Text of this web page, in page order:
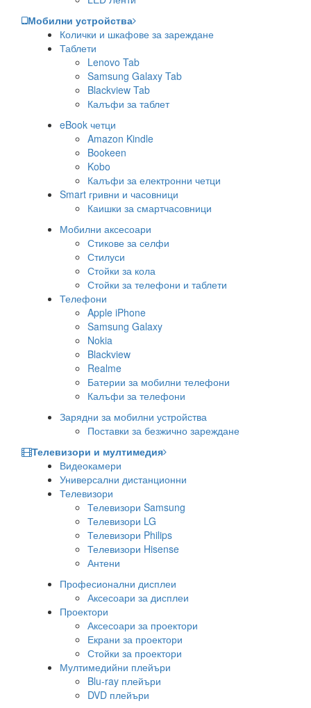
Мобилни устройства
Колички и шкафове за зареждане
Таблети
Lenovo Tab
Samsung Galaxy Tab
Blackview Tab
Калъфи за таблет
eBook четци
Amazon Kindle
Bookeen
Kobo
Калъфи за електронни четци
Smart гривни и часовници
Каишки за смартчасовници
Мобилни аксесоари
Стикове за селфи
Стилуси
Стойки за кола
Стойки за телефони и таблети
Телефони
Apple iPhone
Samsung Galaxy
Nokia
Blackview
Realme
Батерии за мобилни телефони
Калъфи за телефони
Зарядни за мобилни устройства
Поставки за безжично зареждане
Телевизори и мултимедия
Видеокамери
Универсални дистанционни
Телевизори
Телевизори Samsung
Телевизори LG
Телевизори Philips
Телевизори Hisense
Антени
Професионални дисплеи
Аксесоари за дисплеи
Проектори
Аксесоари за проектори
Екрани за проектори
Стойки за проектори
Мултимедийни плейъри
Blu-ray плейъри
DVD плейъри